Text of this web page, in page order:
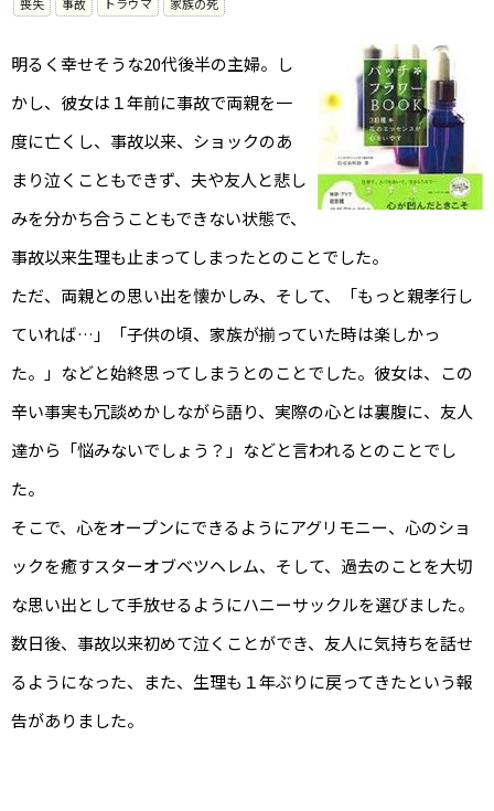
明るく幸せそうな20代後半の主婦。し
かし、彼女は１年前に事故で両親を一
度に亡くし、事故以来、ショックのあ
まり泣くこともできず、夫や友人と悲し
みを分かち合うこともできない状態で、
事故以来生理も止まってしまったとのことでした。
ただ、両親との思い出を懐かしみ、そして、「もっと親孝行し
ていれば…」「子供の頃、家族が揃っていた時は楽しかっ
た。」などと始終思ってしまうとのことでした。彼女は、この
辛い事実も冗談めかしながら語り、実際の心とは裏腹に、友人
達から「悩みないでしょう？」などと言われるとのことでし
た。
そこで、心をオープンにできるようにアグリモニー、心のショ
ックを癒すスターオブベツヘレム、そして、過去のことを大切
な思い出として手放せるようにハニーサックルを選びました。
数日後、事故以来初めて泣くことができ、友人に気持ちを話せ
るようになった、また、生理も１年ぶりに戻ってきたという報
告がありました。